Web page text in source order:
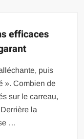
efficaces
puis
». Combien de
sur le carreau,
la
…